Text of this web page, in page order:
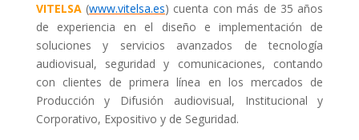
VITELSA(www.vitelsa.es) cuenta con más de 35 años
de experiencia en el diseño e implementación de
soluciones y servicios avanzados de tecnología
audiovisual, seguridad y comunicaciones, contando
con clientes de primera línea en los mercados de
Producción y Difusión audiovisual, Institucional y
Corporativo, Expositivo y de Seguridad.